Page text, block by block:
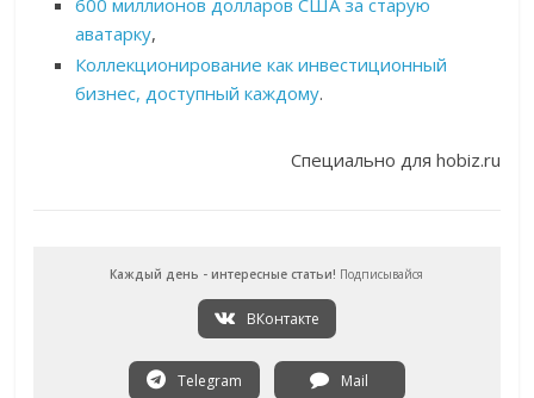
аватарку,
Коллекционирование как инвестиционный
бизнес, доступный каждому.
Специально для hobiz.ru
Каждый день - интересные статьи! Подписывайся
ВКонтакте
Telegram Mail